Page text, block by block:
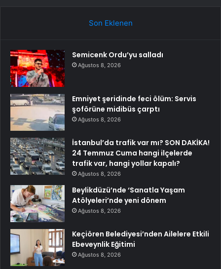
Son Eklenen
Semicenk Ordu’yu salladı
Ağustos 8, 2026
Emniyet şeridinde feci ölüm: Servis
şoförüne midibüs çarptı
Ağustos 8, 2026
İstanbul’da trafik var mı? SON DAKİKA!
24 Temmuz Cuma hangi ilçelerde
trafik var, hangi yollar kapalı?
Ağustos 8, 2026
Beylikdüzü’nde ‘Sanatla Yaşam
Atölyeleri’nde yeni dönem
Ağustos 8, 2026
Keçiören Belediyesi’nden Ailelere Etkili
Ebeveynlik Eğitimi
Ağustos 8, 2026